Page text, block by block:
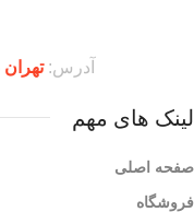
آدرس:
لینک های مهم
صفحه اصلی
فروشگاه